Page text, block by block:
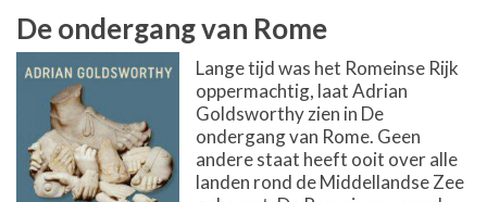
De ondergang van Rome
Lange tijd was het Romeinse Rijk
oppermachtig, laat Adrian
Goldsworthy zien in De
ondergang van Rome. Geen
andere staat heeft ooit over alle
landen rond de Middellandse Zee